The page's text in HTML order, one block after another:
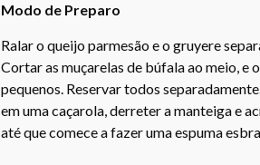
Modo de Preparo
Ralar o queijo parmesão e o gruyere
Cortar as muçarelas de búfala ao meio, e
pequenos. Reservar todos
em uma caçarola, derreter a manteiga e
até que comece a fazer uma espuma